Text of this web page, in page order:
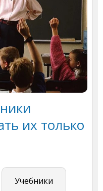
их только
Учебники